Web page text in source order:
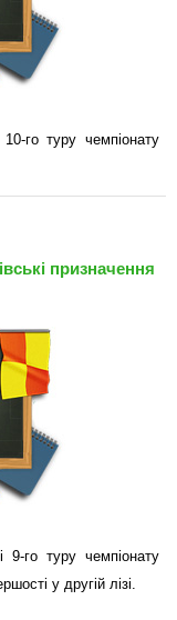
го туру чемпіонату
призначення
го туру чемпіонату
у другій лізі.